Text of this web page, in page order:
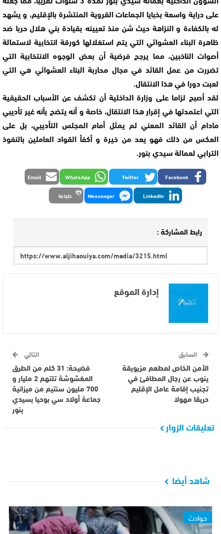
على دراية واسعة بخبايا الجماعات القروية المنتشرة بالإقليم، و يشهد
له بالكفاءة و النزاهة حيث شن منذ تعيينه بقيادة بني هلال حربا ضد
ظاهرة البناء العشوائي التي يتم استغلالها كورقة انتخابية لاستمالة
أصوات الناخبين، مما يرجح فرضية أن بعض الوجوه الانتخابية التي
تضررت من عمل القائد في مجال محاربة البناء العشوائي هي التي
لعبت دورا في هذا الانتقال.
لقد أصبح لزاما على وزارة الداخلية أن تكشف عن الأسباب الحقيقية
التي اعتمدتها في إقرار هذا الانتقال، خاصة و أنه يتضح بأنه غير تأديبي
مادام أن القائد المعني لم يمثل أمام المجلس التأديبي، بل على
العكس من ذلك فهو يعد من خيرة و أكفأ القواد العاملين بالنفوذ
الترابي لعمالة سيدي بنور.
Facebook
Twitter
WhatsApp
Email
LinkedIn
Messenger طباعة
رابط المشاركة :
إدارة الموقع
السابق
الأمن الخاص لمطعم مزيويقة
ينوب عن رجال المطافئ في
تجنيب إقامة عامل الإقليم
حريقا مهولا
التالي
فضيحة: 31 كلم من الطرق
المغشوشة تلتهم 2 مليار و
700 مليون سنتيم من ميزانية
جماعة أولاد سي بوحيا بسيدي
بنور
تعليقات الزوار
شاهد أيضا
حوادث